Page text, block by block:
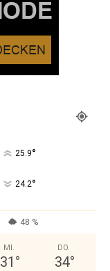
25.9°
24.2°
48 %
MI.
31 °
DO.
34°